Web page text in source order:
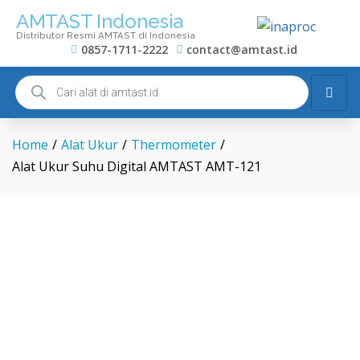
AMTAST Indonesia
Distributor Resmi AMTAST di Indonesia
0857-1711-2222 contact@amtast.id
Home / Alat Ukur / Thermometer /
Alat Ukur Suhu Digital AMTAST AMT-121